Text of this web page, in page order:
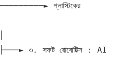
প্লাস্টিকের